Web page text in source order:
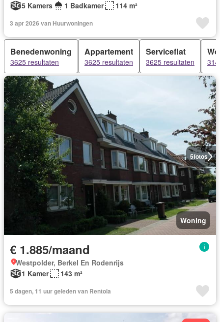
5 Kamers
1 Badkamer 114 m²
3 apr 2026 van Huurwoningen
Benedenwoning
3625 resultaten
Appartement
3625 resultaten
Serviceflat
3625 resultaten
5fotos
Woning
€ 1.885/maand
Westpolder, Berkel En Rodenrijs
1 Kamer
143 m²
5 dagen, 11 uur geleden van Rentola